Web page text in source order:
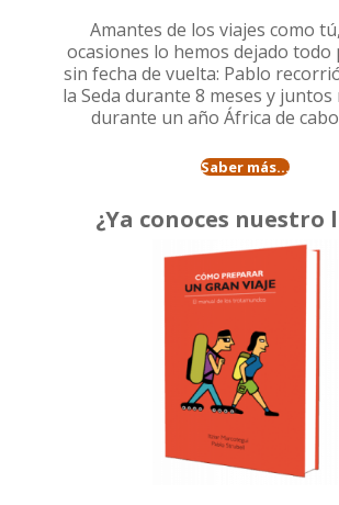
Amantes de los viajes como
ocasiones lo hemos dejado todo
sin fecha de vuelta: Pablo
la Seda durante 8 meses y juntos
durante un año África de
Saber más...
¿Ya conoces nuestro